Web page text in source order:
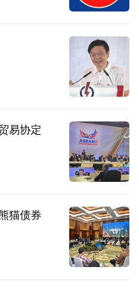
易协定
猫债券